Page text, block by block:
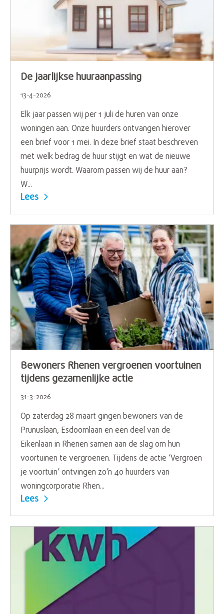
De jaarlijkse huuraanpassing
13-4-2026
Elk jaar passen wij per 1 juli de huren van onze
woningen aan. Onze huurders ontvangen hierover
een brief voor 1 mei. In deze brief staat beschreven
met welk bedrag de huur stijgt en wat de nieuwe
huurprijs wordt. Waarom passen wij de huur aan?
W...
Lees
Bewoners Rhenen vergroenen voortuinen
tijdens gezamenlijke actie
31-3-2026
Op zaterdag 28 maart gingen bewoners van de
Prunuslaan, Esdoornlaan en een deel van de
Eikenlaan in Rhenen samen aan de slag om hun
voortuinen te vergroenen. Tijdens de actie ‘Vergroen
je voortuin’ ontvingen zo’n 40 huurders van
woningcorporatie Rhen...
Lees